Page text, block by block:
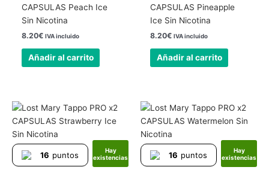
CAPSULAS Peach Ice
Sin Nicotina
8.20€ IVA incluido
Añadir al carrito
CAPSULAS Pineapple
Ice Sin Nicotina
8.20€ IVA incluido
Añadir al carrito
Hay
existencias
16 puntos
Hay
existencias
16 puntos